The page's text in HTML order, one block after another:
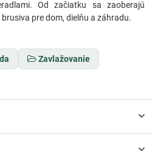
Od začiatku sa zaoberajú
pre dom, dielňu a záhradu.
Zavlažovanie